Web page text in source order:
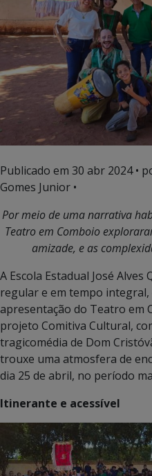
Publicado em 30 abr 2024•
Gomes Junior •
Por meio de uma narrativa
Teatro em Comboio
amizade, e as
A Escola Estadual José
regular e em tempo
apresentação do Teatro em
projeto Comitiva Cultural,
tragicomédia de Dom
trouxe uma atmosfera de
dia 25 de abril, no período
Itinerante e acessível